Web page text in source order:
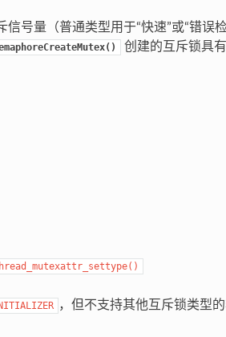
信号量（普通类型用于“快速”或“错误
创建的互斥锁具
，但不支持其他互斥锁类型